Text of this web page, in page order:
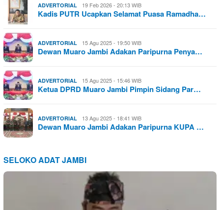
ADVERTORIAL 19 Feb 2026 - 20:13 WIB
Kadis PUTR Ucapkan Selamat Puasa Ramadha…
ADVERTORIAL 15 Agu 2025 - 19:50 WIB
Dewan Muaro Jambi Adakan Paripurna Penya…
ADVERTORIAL 15 Agu 2025 - 15:46 WIB
Ketua DPRD Muaro Jambi Pimpin Sidang Par…
ADVERTORIAL 13 Agu 2025 - 18:41 WIB
Dewan Muaro Jambi Adakan Paripurna KUPA …
SELOKO ADAT JAMBI